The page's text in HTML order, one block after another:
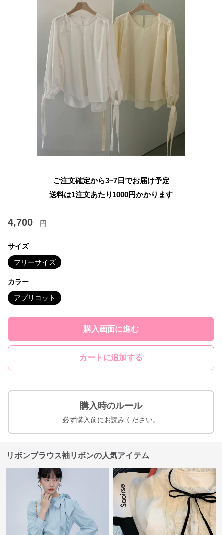
ご注文確定から3~7日でお届け予定
送料は1注文あたり 1000円かかります
4,700 円
サイズ
フリーサイズ
カラー
アプリコット
購入画面に進む
カートに追加する
購入時のルール
必ず購入前にお読みください。
リボンブラウス袖リボンの人気アイテム